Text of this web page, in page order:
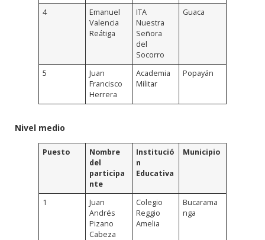
4
Emanuel
Valencia
Reátiga
ITA
Nuestra
Señora
del
Socorro
Guaca
5
Juan
Francisco
Herrera
Academia
Militar
Popayán
Nivel medio
Puesto
Nombre
del
participa
nte
Institució
n
Educativa
Municipio
1
Juan
Andrés
Pizano
Cabeza
Colegio
Reggio
Amelia
Bucarama
nga